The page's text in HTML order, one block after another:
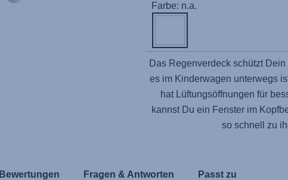
Farbe: n.a.
Das Regenverdeck schützt
es im Kinderwagen unterwegs
hat Lüftungsöffnungen für
kannst Du ein Fenster im
so schnell zu
Bewertungen Fragen & Antworten Passt zu